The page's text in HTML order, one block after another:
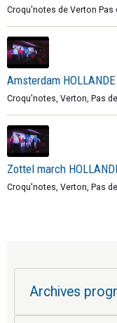
Croqu'notes de Verton Pas
Amsterdam
Croqu'notes, Verton, Pas
Zottel march
Croqu'notes, Verton, Pas
Archives